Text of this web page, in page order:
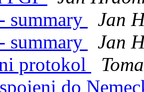
summary
Jan
summary
Jan
protokol
do